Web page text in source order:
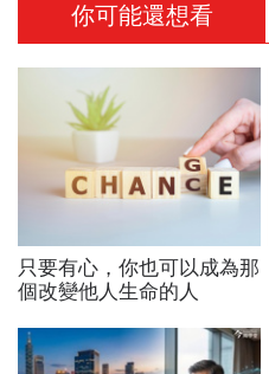
你可能還想看
只要有心，你也可以成為那
個改變他人生命的人